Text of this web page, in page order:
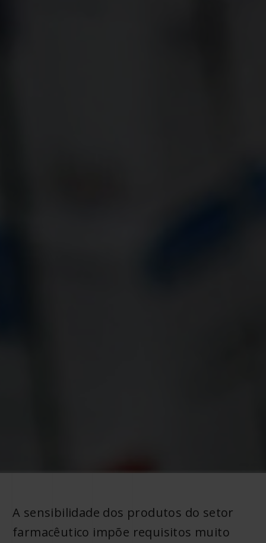
A sensibilidade dos produtos do setor
farmacêutico impõe requisitos muito